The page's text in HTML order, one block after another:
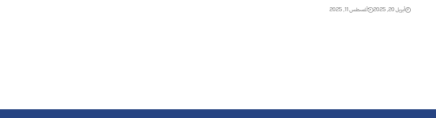
أبريل 20, 2025 أغسطس 11, 2025